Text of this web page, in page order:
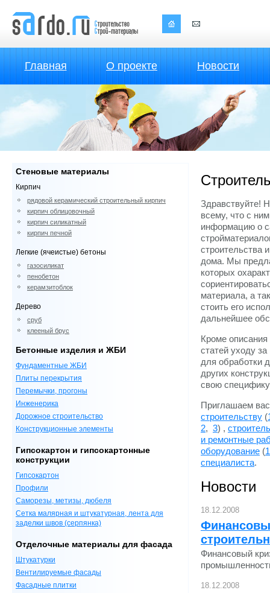
Главная О проекте Новости
Стеновые материалы
Кирпич
рядовой керамический строительный кирпич
кирпич облицовочный
кирпич силикатный
кирпич печной
Легкие (ячеистые) бетоны
газосиликат
пенобетон
керамзитоблок
Дерево
сруб
клееный брус
Бетонные изделия и ЖБИ
Фундаментные ЖБИ
Плиты перекрытия
Перемычки, прогоны
Инженерика
Дорожное строительство
Конструкционные элементы
Гипсокартон и гипсокартонные
конструкции
Гипсокартон
Профили
Саморезы, метизы, дюбеля
Сетка малярная и штукатурная, лента для
заделки швов (серпянка)
Отделочные материалы для фасада
Штукатурки
Вентилируемые фасады
Фасадные плитки
Здравствуйте!
всему, что с
информацию о
строительства
дома. Мы
которых
материала, а
стоить его
дальнейшее
Кроме
статей уходу
для обработки
других
свою
Приглашаем
строительству (
2, 3) ,
и ремонтные
оборудование (1
специалиста.
Новости
18.12.2008
Финансовый
18.12.2008